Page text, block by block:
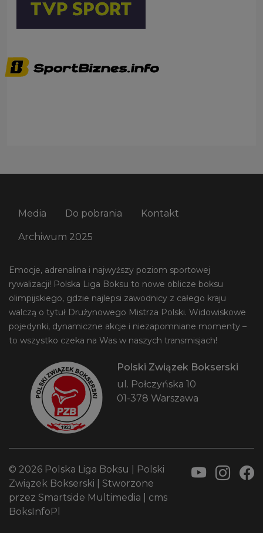
Media Do pobrania Kontakt
Archiwum 2025
Emocje, adrenalina i najwyższy poziom sportowej
rywalizacji! Polska Liga Boksu to nowe oblicze boksu
olimpijskiego, gdzie najlepsi zawodnicy z całego kraju
walczą o tytuł Drużynowego Mistrza Polski. Widowiskowe
pojedynki, dynamiczne akcje i niezapomniane momenty –
to wszystko czeka na Was w naszych transmisjach!
Polski Związek Bokserski
ul. Połczyńska 10
01-378 Warszawa
© 2026 Polska Liga Boksu |
Polski
Związek Bokserski | Stworzone
przez Smartside Multimedia
cms
BoksInfoPl